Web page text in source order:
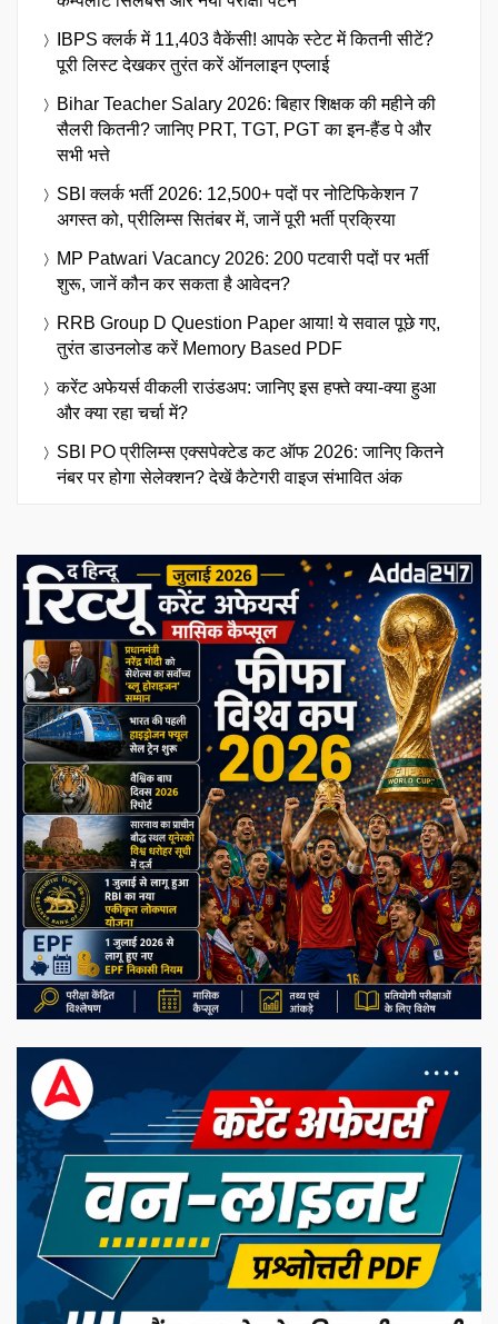
IBPS क्लर्क में 11,403 वैकेंसी! आपके स्टेट में कितनी सीटें?
पूरी लिस्ट देखकर तुरंत करें ऑनलाइन एप्लाई
Bihar Teacher Salary 2026: बिहार शिक्षक की महीने की
सैलरी कितनी? जानिए PRT, TGT, PGT का इन-हैंड पे और
सभी भत्ते
SBI क्लर्क भर्ती 2026: 12,500+ पदों पर नोटिफिकेशन 7
अगस्त को, प्रीलिम्स सितंबर में, जानें पूरी भर्ती प्रक्रिया
MP Patwari Vacancy 2026: 200 पटवारी पदों पर भर्ती
शुरू, जानें कौन कर सकता है आवेदन?
RRB Group D Question Paper आया! ये सवाल पूछे गए,
तुरंत डाउनलोड करें Memory Based PDF
करेंट अफेयर्स वीकली राउंडअप: जानिए इस हफ्ते क्या-क्या हुआ
और क्या रहा चर्चा में?
SBI PO प्रीलिम्स एक्सपेक्टेड कट ऑफ 2026: जानिए कितने
नंबर पर होगा सेलेक्शन? देखें कैटेगरी वाइज संभावित अंक